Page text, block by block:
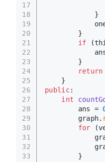
17
18
19
20
21
22
23
24
25
26
27
28
29
30
31
32
33
            }
        }
if
        }
return
    }
public:
int
        ans =
        graph.
for
        }